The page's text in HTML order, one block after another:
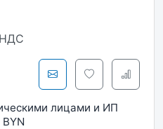
лицами и ИП